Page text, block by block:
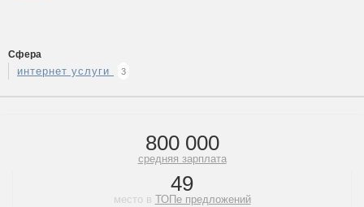
Сфера
интернет услуги 3
800 000
средняя зарплата
49
место в ТОПе предложений